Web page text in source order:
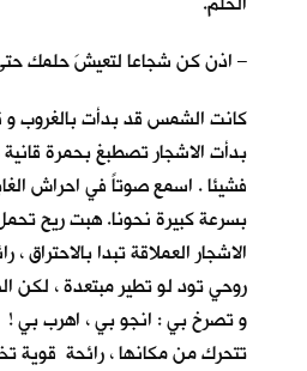
– اذن كن شجاعا لتعيشَ حلمك
كانت الشمس قد بدأت بالغروب و
بدأت الاشجار تصطبغ بحمرة
فشيئا . اسمع صوتاً في احراش
بسرعة كبيرة نحونا. هبت ريح
الاشجار العملاقة تبدا بالاحتراق ،
روحي تود لو تطير مبتعدة ، لكن
و تصرخ بي : انجو بي ، اهرب بي !
تتحرك من مكانها ، رائحة قوية